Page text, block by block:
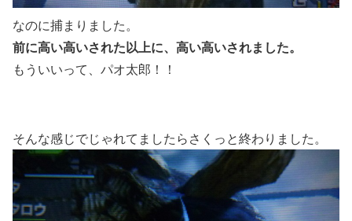
なのに捕まりました。
前に高い高いされた以上に、高い高いされました。
もういいって、パオ太郎！！
そんな感じでじゃれてましたらさくっと終わりました。